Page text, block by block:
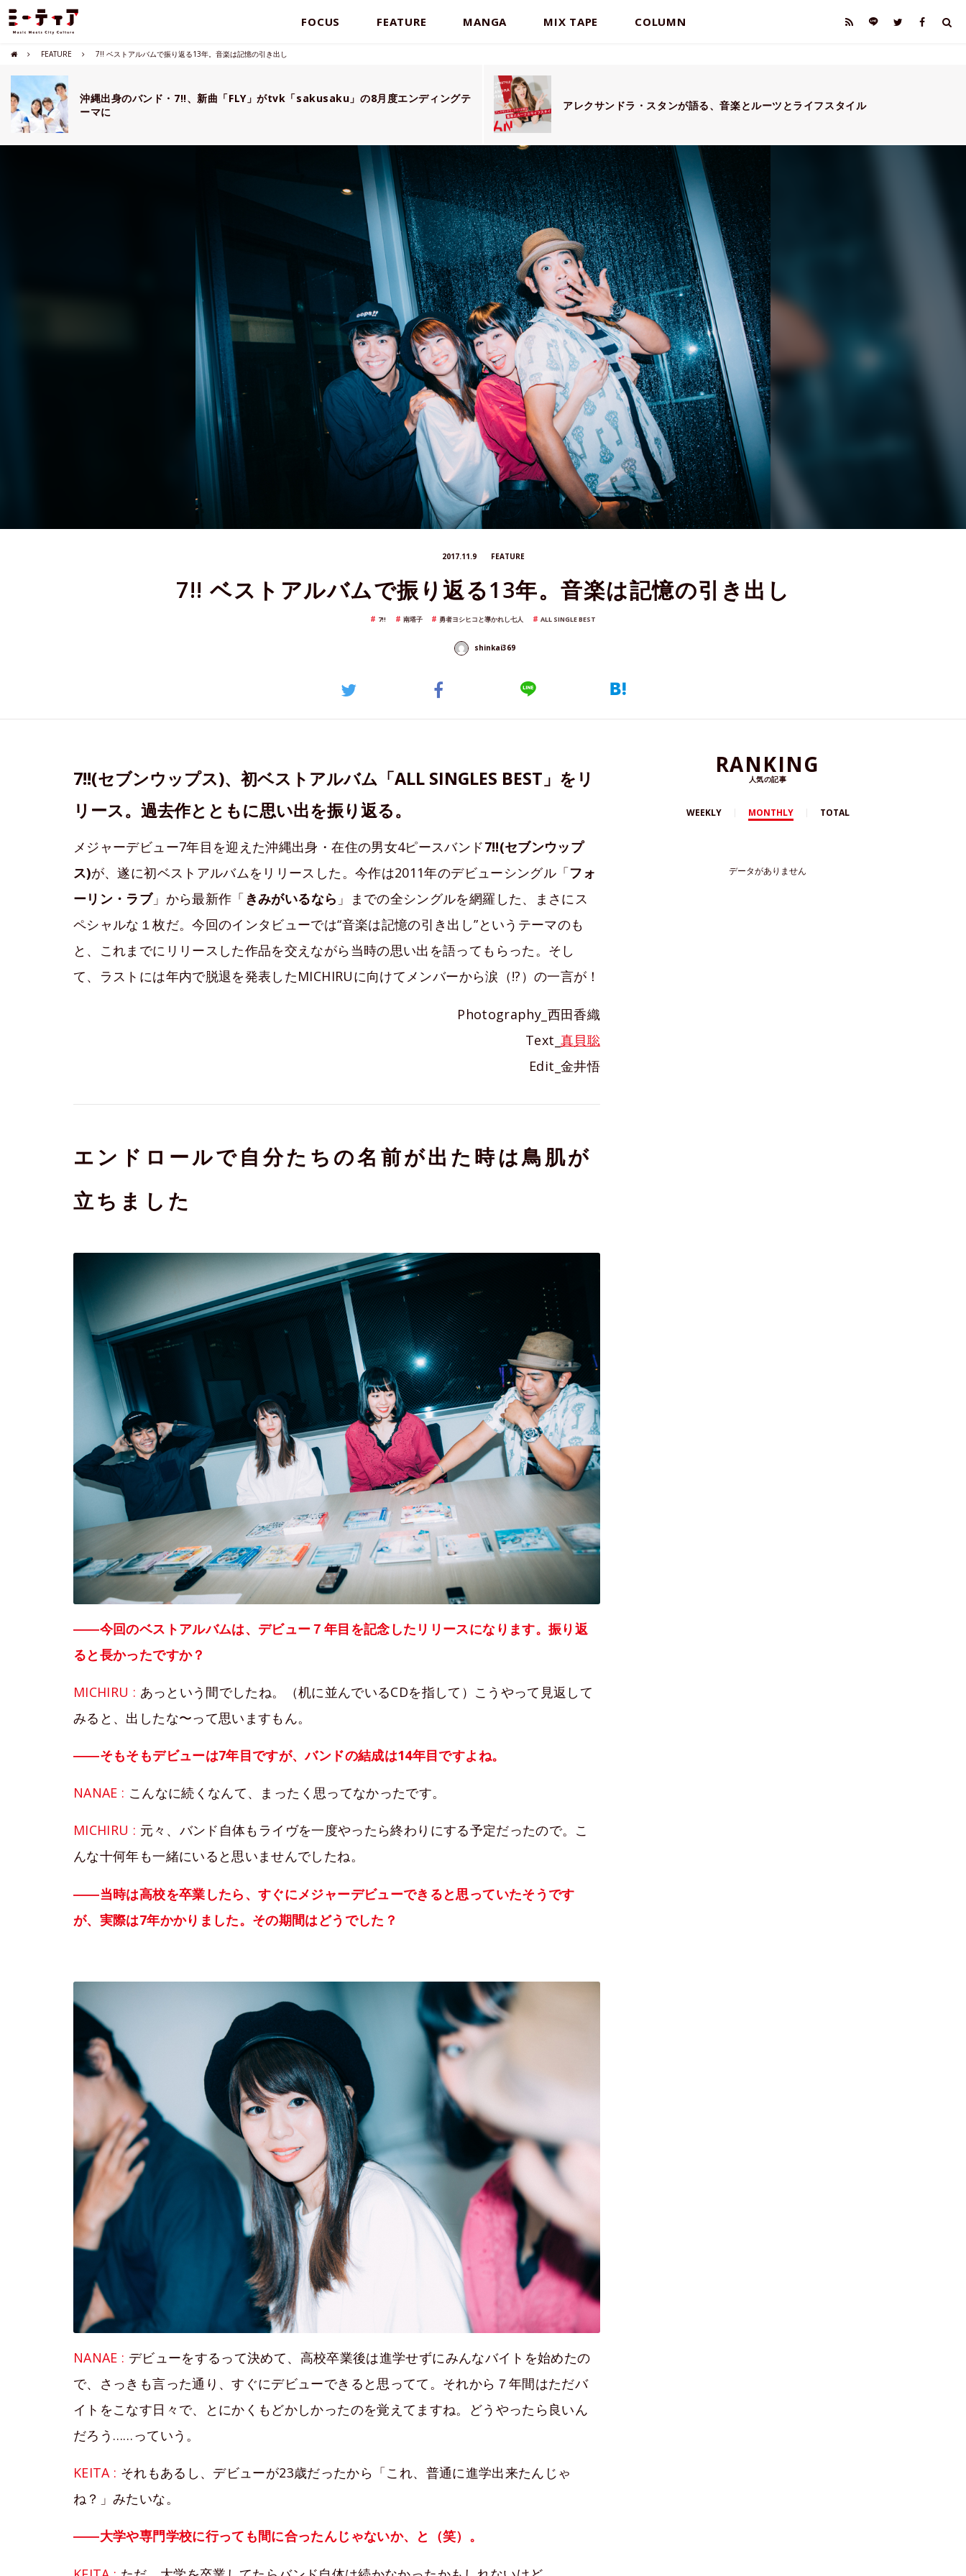
FOCUS FEATURE MANGA MIX TAPE COLUMN
FEATURE 7!! ベストアルバムで振り返る13年。音楽は記憶の引き出し
沖縄出身のバンド・7!!、新曲「FLY」がtvk「sakusaku」の8月度エンディングテ
ーマに
アレクサンドラ・スタンが語る、音楽とルーツとライフスタイル
2017.11.9 FEATURE
7!! ベストアルバムで振り返る13年。音楽は記憶の引き出し
7!! 南塔子 勇者ヨシヒコと導かれし七人 ALL SINGLE BEST
shinkai369
7!!(セブンウップス)、初ベストアルバム「ALL SINGLES BEST」をリ
リース。過去作とともに思い出を振り返る。
メジャーデビュー7年目を迎えた沖縄出身・在住の男女4ピースバンド7!!(セブンウップ
ス)が、遂に初ベストアルバムをリリースした。今作は2011年のデビューシングル「フォ
ーリン・ラブ」から最新作「きみがいるなら 」までの全シングルを網羅した、まさにス
ペシャルな１枚だ。今回のインタビューでは“音楽は記憶の引き出し”というテーマのも
と、これまでにリリースした作品を交えながら当時の思い出を語ってもらった。そし
て、ラストには年内で脱退を発表したMICHIRUに向けてメンバーから涙（!?）の一言が！
Photography_西田香織
Text_ 真貝聡
Edit_金井悟
エンドロールで自分たちの名前が出た時は鳥肌が
立ちました
――今回のベストアルバムは、デビュー７年目を記念したリリースになります。振り返
ると長かったですか？
MICHIRU : あっという間でしたね。（机に並んでいるCDを指して）こうやって見返して
みると、出したな〜って思いますもん。
――そもそもデビューは7年目ですが、バンドの結成は14年目ですよね。
NANAE : こんなに続くなんて、まったく思ってなかったです。
MICHIRU : 元々、バンド自体もライヴを一度やったら終わりにする予定だったので。こ
んな十何年も一緒にいると思いませんでしたね。
――当時は高校を卒業したら、すぐにメジャーデビューできると思っていたそうです
が、実際は7年かかりました。その期間はどうでした？
NANAE : デビューをするって決めて、高校卒業後は進学せずにみんなバイトを始めたの
で、さっきも言った通り、すぐにデビューできると思ってて。それから７年間はただバ
イトをこなす日々で、とにかくもどかしかったのを覚えてますね。どうやったら良いん
だろう……っていう。
KEITA : それもあるし、デビューが23歳だったから「これ、普通に進学出来たんじゃ
ね？」みたいな。
――大学や専門学校に行っても間に合ったんじゃないか、と（笑）。
RANKING
人気の記事
WEEKLY MONTHLY TOTAL
データがありません